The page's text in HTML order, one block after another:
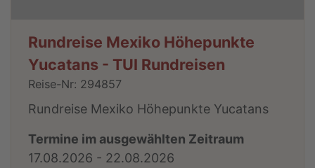
Rundreise Mexiko Höhepunkte
Yucatans - TUI Rundreisen
Reise-Nr: 294857
Rundreise Mexiko Höhepunkte Yucatans
Termine im ausgewählten Zeitraum
17.08.2026 - 22.08.2026